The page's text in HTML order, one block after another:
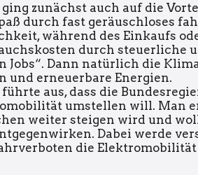
zunächst auch auf die
durch fast geräuschloses
während des Einkaufs
durch steuerliche
Jobs“. Dann natürlich die
und erneuerbare Energien.
aus, dass die
umstellen will. Man
weiter steigen wird und
Dabei werde
die